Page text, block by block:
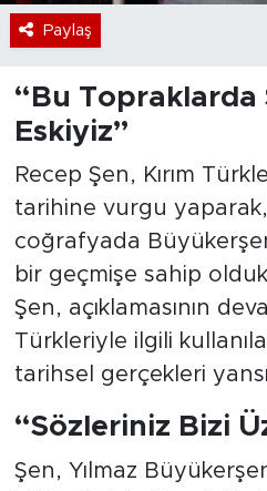
Paylaş
“Bu Topraklarda
Eskiyiz”
Recep Şen, Kırım
tarihine vurgu
coğrafyada
bir geçmişe sahip
Şen, açıklamasının
Türkleriyle ilgili
tarihsel gerçekleri
“Sözleriniz Bizi
Şen, Yılmaz